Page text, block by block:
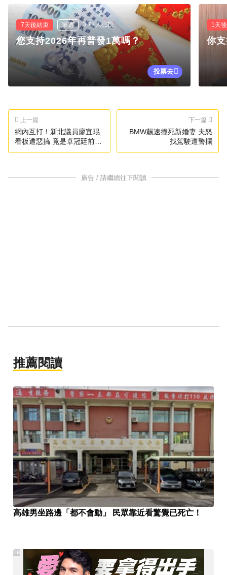
7天後結束 單選 3.7K人已投
您支持2026年再普發1萬嗎？
投票去
1天
你
上一篇
網內互打！新北議員廖宜琨
看板遭惡搞 竟是卓冠廷前助
理搞鬼
下一篇
BMW飆速撞死新婚妻 夫怒
找駕駛遭警攔
廣告 / 請繼續往下閱讀
推薦閱讀
高雄男坐路邊「都不會動」 民眾靠近看驚覺已死亡！
PR